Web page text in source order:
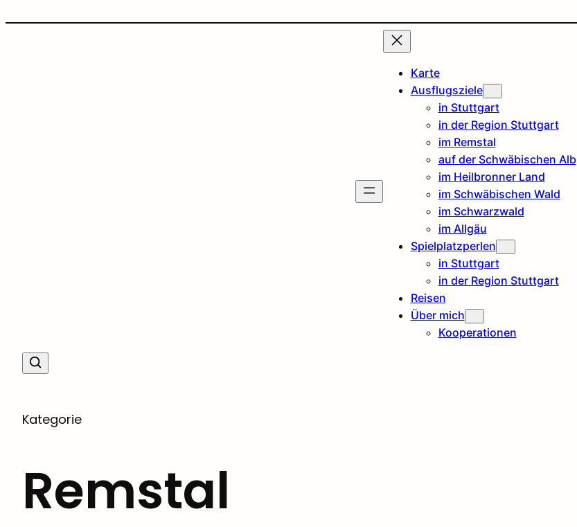
Karte
Ausflugsziele
in Stuttgart
in der Region Stuttgart
im Remstal
auf der Schwäbischen Alb
im Heilbronner Land
im Schwäbischen Wald
im Schwarzwald
im Allgäu
Spielplatzperlen
in Stuttgart
in der Region Stuttgart
Reisen
Über mich
Kooperationen
Kategorie
Remstal